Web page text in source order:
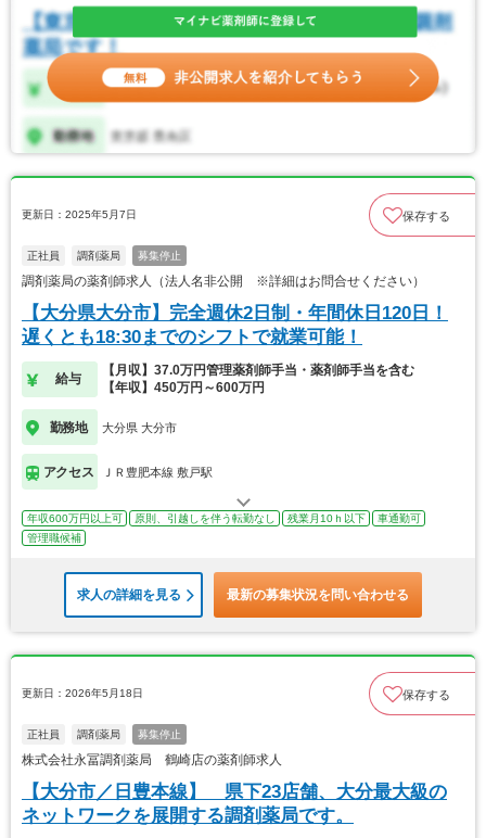
更新日：2025年5月7日 保存する
正社員 調剤薬局 募集停止
調剤薬局の薬剤師求人（法人名非公開 ※詳細はお問合せください）
【大分県大分市】完全週休2日制・年間休日120日！
遅くとも18:30までのシフトで就業可能！
給与
【月収】37.0万円管理薬剤師手当・薬剤師手当を含む
【年収】450万円～600万円
勤務地 大分県 大分市
アクセス ＪＲ豊肥本線 敷戸駅
年収600万円以上可 原則、引越しを伴う転勤なし 残業月10ｈ以下
車通勤可
管理職候補
求人の詳細を見る 最新の募集状況を問い合わせる
更新日：2026年5月18日 保存する
正社員 調剤薬局 募集停止
株式会社永冨調剤薬局 鶴崎店の薬剤師求人
【大分市／日豊本線】 県下23店舗、大分最大級の
ネットワークを展開する調剤薬局です。